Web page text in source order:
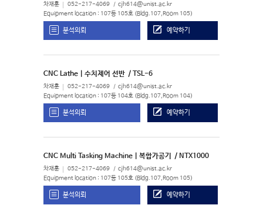
차재훈 052-217-4069 cjh614@unist.ac.kr
Equipment location : 107동 105호 (Bldg.107,Room 105)
분석의뢰 예약하기
CNC Lathe | 수치제어 선반 / TSL-6
차재훈 052-217-4069 cjh614@unist.ac.kr
Equipment location : 107동 104호 (Bldg.107,Room 104)
분석의뢰 예약하기
CNC Multi Tasking Machine | 복합가공기 / NTX1000
차재훈 052-217-4069 cjh614@unist.ac.kr
Equipment location : 107동 105호 (Bldg.107,Room 105)
분석의뢰 예약하기